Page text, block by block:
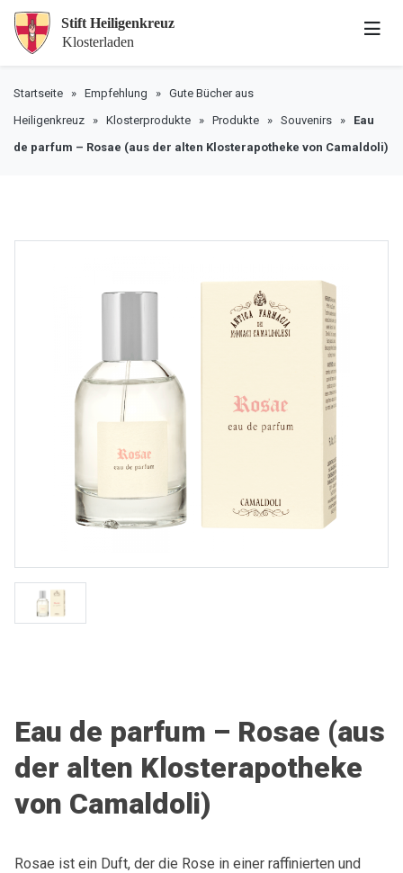
Startseite » Empfehlung » Gute Bücher aus
Heiligenkreuz » Klosterprodukte » Produkte » Souvenirs » Eau
de parfum – Rosae (aus der alten Klosterapotheke von Camaldoli)
Eau de parfum – Rosae (aus
der alten Klosterapotheke
von Camaldoli)
Rosae ist ein Duft, der die Rose in einer raffinierten und